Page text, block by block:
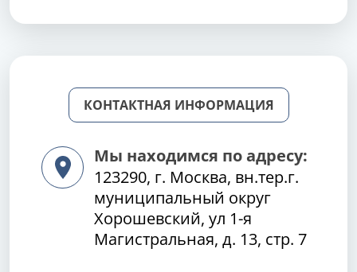
КОНТАКТНАЯ ИНФОРМАЦИЯ
Мы находимся по адресу:
123290, г. Москва, вн.тер.г.
муниципальный округ
Хорошевский, ул 1-я
Магистральная, д. 13, стр. 7